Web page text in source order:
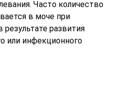
Часто количество
в моче при
развития
или инфекционного